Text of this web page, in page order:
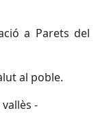
a Parets del
al poble.
-